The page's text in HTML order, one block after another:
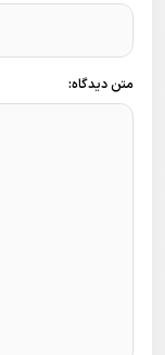
متن دیدگاه: